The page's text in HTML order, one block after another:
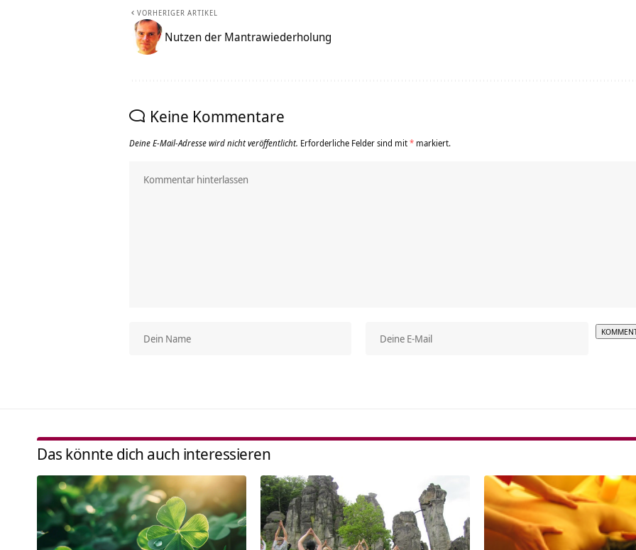
VORHERIGER ARTIKEL
Nutzen der Mantrawiederholung
Keine Kommentare
Deine E-Mail-Adresse wird nicht veröffentlicht. Erforderliche Felder sind mit* markiert.
Das könnte dich auch interessieren